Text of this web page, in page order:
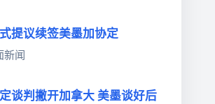
提议续签美墨加协定
新闻
谈判撇开加拿大 美墨谈好后